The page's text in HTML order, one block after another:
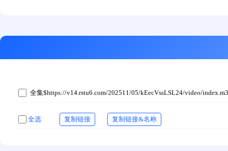
全集$https://v14.rstu6.com/202511/05/kEecVssLSL24/video/
全选 复制链接 复制链接&名称